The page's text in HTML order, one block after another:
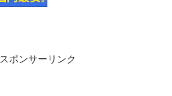
スポンサーリンク